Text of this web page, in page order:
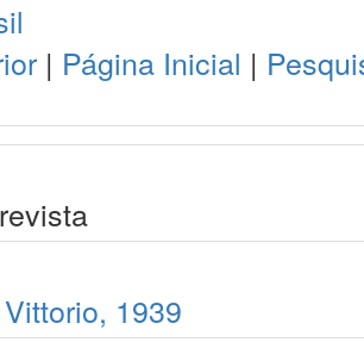
| Página Inicial |
1939